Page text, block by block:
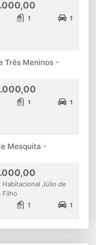
1 1
Três Meninos -
1 1
Mesquita -
Habitacional Júlio de
Filho
1 1